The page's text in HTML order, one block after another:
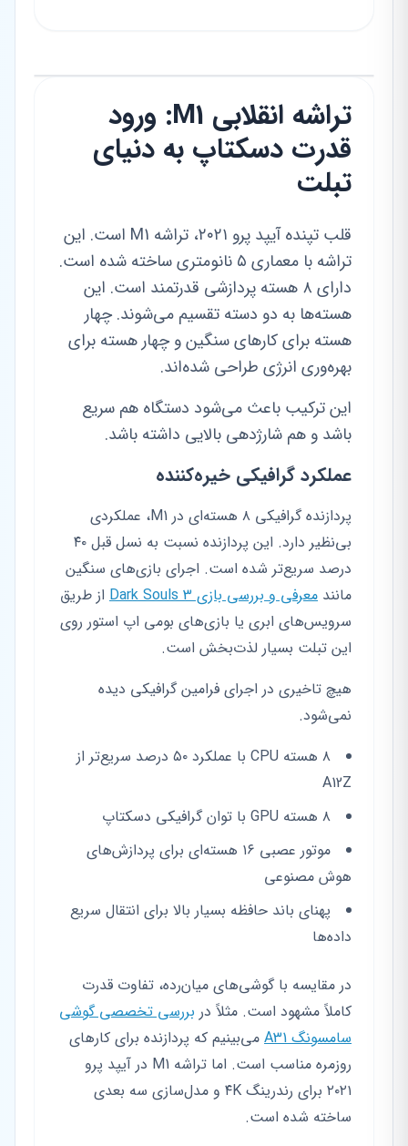
تراشه انقلابی M1: ورود
قدرت دسکتاپ به دنیای
تبلت
قلب تپنده آیپد پرو ۲۰۲۱، تراشه M1 است. این
تراشه با معماری ۵ نانومتری ساخته شده است.
دارای ۸ هسته پردازشی قدرتمند است. این
هسته‌ها به دو دسته تقسیم می‌شوند. چهار
هسته برای کارهای سنگین و چهار هسته برای
بهره‌وری انرژی طراحی شده‌اند.
این ترکیب باعث می‌شود دستگاه هم سریع
باشد و هم شارژدهی بالایی داشته باشد.
عملکرد گرافیکی خیره‌کننده
پردازنده گرافیکی ۸ هسته‌ای در M1، عملکردی
بی‌نظیر دارد. این پردازنده نسبت به نسل قبل ۴۰
درصد سریع‌تر شده است. اجرای بازی‌های سنگین
مانند معرفی و بررسی بازی Dark Souls 3
از طریق
سرویس‌های ابری یا بازی‌های بومی اپ استور روی
این تبلت بسیار لذت‌بخش است.
هیچ تاخیری در اجرای فرامین گرافیکی دیده
نمی‌شود.
۸ هسته CPU با عملکرد ۵۰ درصد سریع‌تر از
A12Z
۸ هسته GPU با توان گرافیکی دسکتاپ
موتور عصبی ۱۶ هسته‌ای برای پردازش‌های
هوش مصنوعی
پهنای باند حافظه بسیار بالا برای انتقال سریع
داده‌ها
در مقایسه با گوشی‌های میان‌رده، تفاوت قدرت
کاملاً مشهود است. مثلاً در بررسی تخصصی گوشی
سامسونگ A31
می‌بینیم که پردازنده برای کارهای
روزمره مناسب است. اما تراشه M1 در آیپد پرو
۲۰۲۱ برای رندرینگ ۴K و مدل‌سازی سه بعدی
ساخته شده است.